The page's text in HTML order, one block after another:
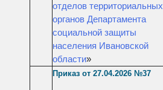
отделов территориальных
органов Департамента
социальной защиты
населения Ивановской
области»
Приказ от 27.04.2026 №37